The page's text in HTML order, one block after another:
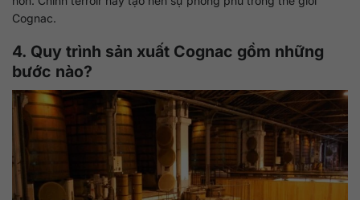
Cognac.
4. Quy trình sản xuất Cognac gồm những
bước nào?